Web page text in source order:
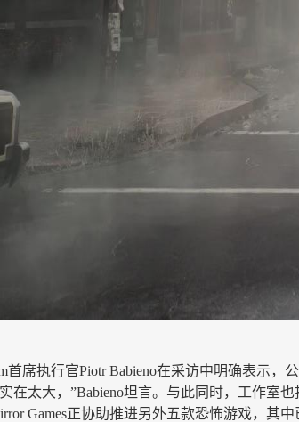
首席执行官Piotr Babieno在采访中明确表示
在太大，”Babieno坦言。与此同时，工作室
Games正协助推进另外五款恐怖游戏，